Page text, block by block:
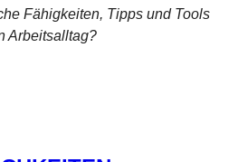
Fähigkeiten, Tipps und Tools
Arbeitsalltag?